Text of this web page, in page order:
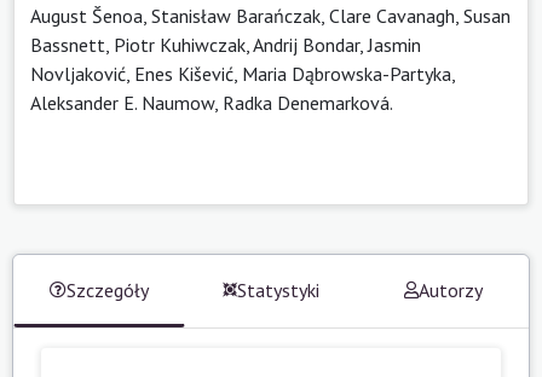
August Šenoa, Stanisław Barańczak, Clare Cavanagh, Susan
Bassnett, Piotr Kuhiwczak, Andrij Bondar, Jasmin
Novljaković, Enes Kišević, Maria Dąbrowska-Partyka,
Aleksander E. Naumow, Radka Denemarková.
Szczegóły Statystyki Autorzy